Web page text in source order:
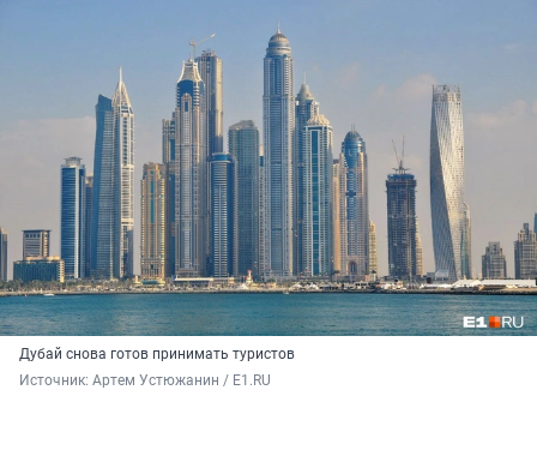
Дубай снова готов принимать туристов
Источник: Артем Устюжанин / E1.RU